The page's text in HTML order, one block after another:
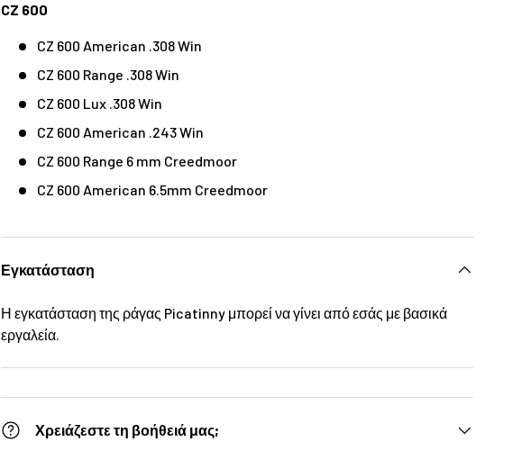
CZ 600
CZ 600 American .308 Win
CZ 600 Range .308 Win
CZ 600 Lux .308 Win
CZ 600 American .243 Win
CZ 600 Range 6 mm Creedmoor
CZ 600 American 6.5mm Creedmoor
Εγκατάσταση
Η εγκατάσταση της ράγας Picatinny μπορεί να γίνει από εσάς με βασικά
εργαλεία.
Χρειάζεστε τη βοήθειά μας;